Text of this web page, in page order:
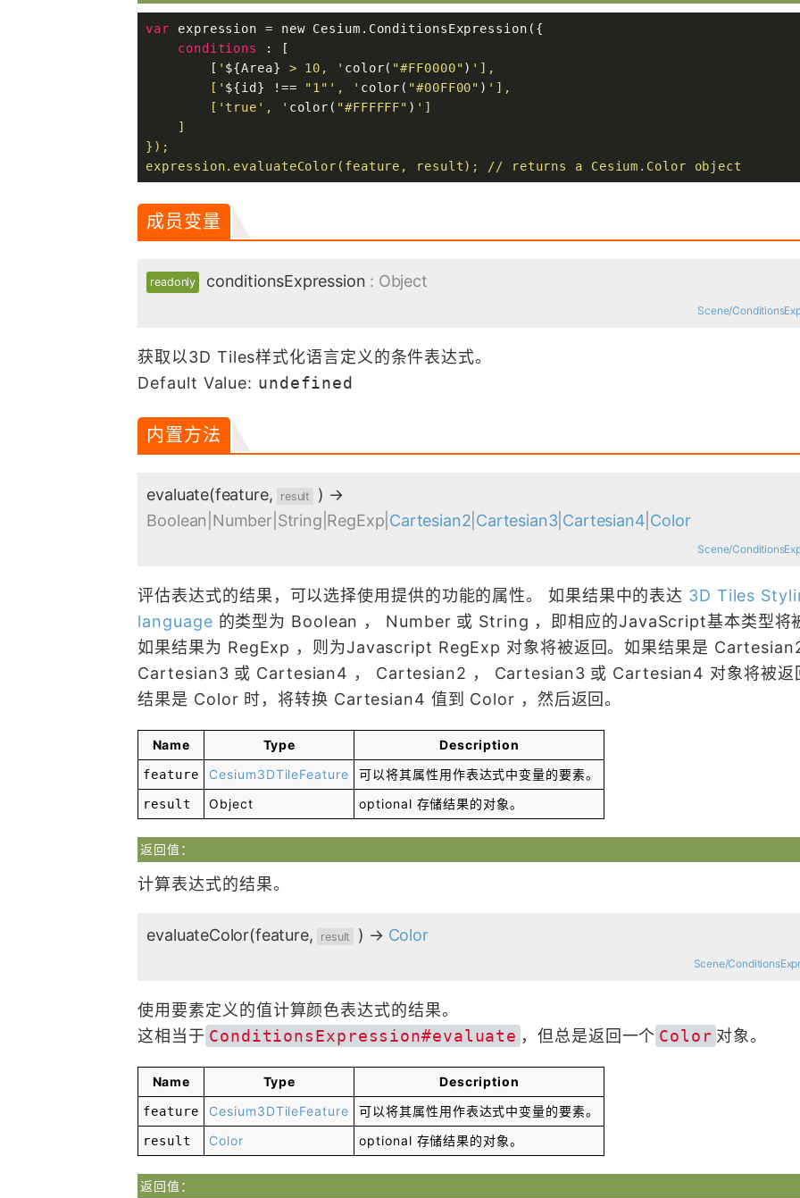
var expression = new Cesium.ConditionsExpression({
conditions
: [
        [
' ${Area} > 10, ' color( "#FF0000") '],
        ['
${id} !== "1" ', ' color( "#00FF00" ) '],
        ['
true ', ' color( "#FFFFFF" ) ']
    ]
});
expression.evaluateColor(feature, result); // returns a Cesium.Color object
成员变量
readonly conditionsExpression : Object
Scene/
获取以3D Tiles样式化语言定义的条件表达式。
Default Value: undefined
内置方法
evaluate(feature, result ) →
Boolean|Number|String|RegExp| Cartesian2 Cartesian3| Cartesian4 Color
Scene/
评估表达式的结果，可以选择使用提供的功能的属性。 如果结果中的表达 3D Tiles
language 的类型为 Boolean ， Number 或 String ，即相应的JavaScript基本类型将
如果结果为 RegExp ，则为Javascript RegExp 对象将被返回。如果结果是 Cartesian2
Cartesian3 或 Cartesian4 ， Cartesian2 ， Cartesian3 或 Cartesian4 对象将被返
结果是 Color 时，将转换 Cartesian4 值到 Color ，然后返回。
Name Type Description
feature Cesium3DTileFeature 可以将其属性用作表达式中变量的要素。
result Object optional 存储结果的对象。
返回值：
计算表达式的结果。
evaluateColor(feature, result ) → Color
Scene/
使用要素定义的值计算颜色表达式的结果。
这相当于 ConditionsExpression#evaluate ，但总是返回一个 Color 对象。
Name Type Description
feature Cesium3DTileFeature 可以将其属性用作表达式中变量的要素。
result Color optional 存储结果的对象。
返回值：